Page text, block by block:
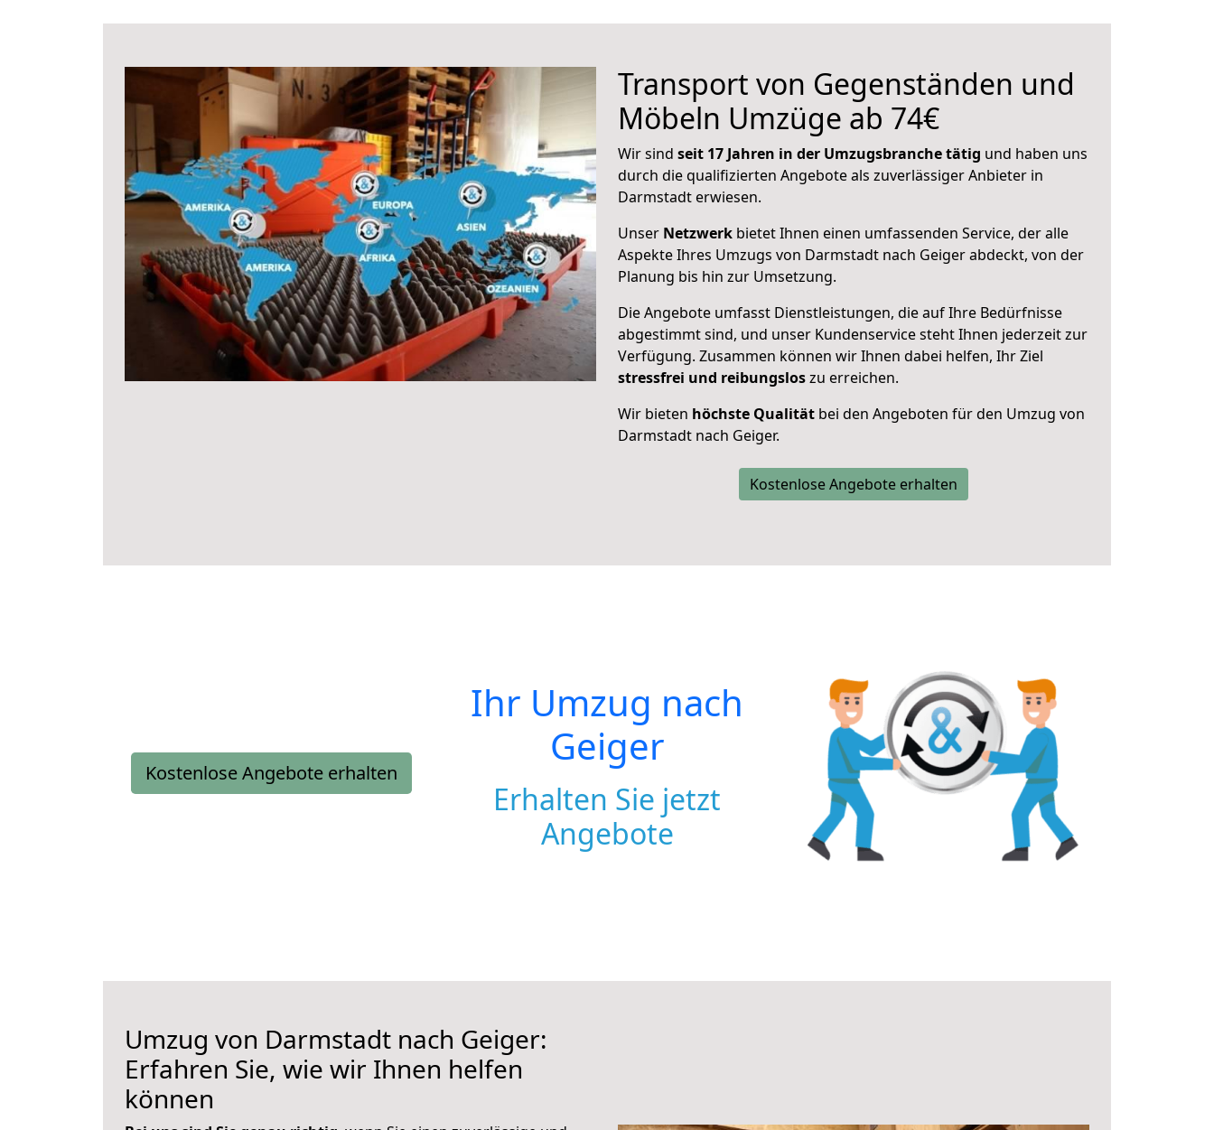
Transport von Gegenständen und
Möbeln Umzüge ab 74€
Wir sind seit 17 Jahren in der Umzugsbranche tätig und haben uns
durch die qualifizierten Angebote als zuverlässiger Anbieter in
Darmstadt erwiesen.
Unser Netzwerk bietet Ihnen einen umfassenden Service, der alle
Aspekte Ihres Umzugs von Darmstadt nach Geiger abdeckt, von der
Planung bis hin zur Umsetzung.
Die Angebote umfasst Dienstleistungen, die auf Ihre Bedürfnisse
abgestimmt sind, und unser Kundenservice steht Ihnen jederzeit zur
Verfügung. Zusammen können wir Ihnen dabei helfen, Ihr Ziel
stressfrei und reibungsloszu erreichen.
Wir bieten höchste Qualität bei den Angeboten für den Umzug von
Darmstadt nach Geiger.
Kostenlose Angebote erhalten
Kostenlose Angebote erhalten
Ihr Umzug nach
Geiger
Erhalten Sie jetzt
Angebote
Umzug von Darmstadt nach Geiger:
Erfahren Sie, wie wir Ihnen helfen
können